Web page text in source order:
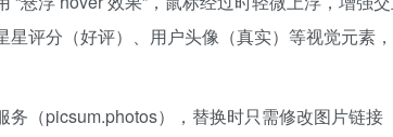
评分（好评）、用户头像（真实）等视觉元素
务（picsum.photos），替换时只需修改图片链接